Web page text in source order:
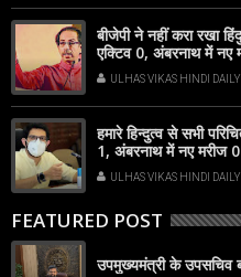
बीजेपी ने नहीं करा रखा
एक्टिव 0, अंबरनाथ में नए
मरीज 0ULHAS VIKAS HINDI DAILY
हमारे हिन्दुत्व से सभी
1, अंबरनाथ में नए मरीज
ULHAS VIKAS HINDI DAILY
FEATURED POST
उपमुख्यमंत्री के उपसचिव